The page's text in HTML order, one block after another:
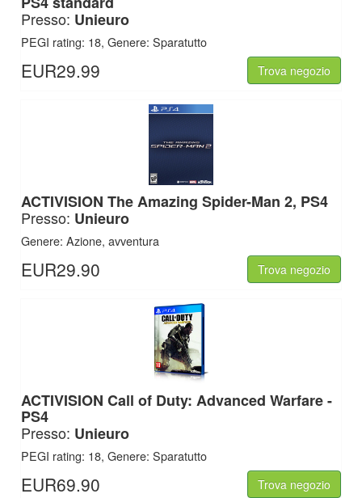
Presso: Unieuro
PEGI rating: 18, Genere: Sparatutto
EUR29.99 Trova negozio
ACTIVISION The Amazing Spider-Man 2, PS4
Presso: Unieuro
Genere: Azione, avventura
EUR29.90 Trova negozio
ACTIVISION Call of Duty: Advanced Warfare -
PS4
Presso: Unieuro
PEGI rating: 18, Genere: Sparatutto
EUR69.90 Trova negozio